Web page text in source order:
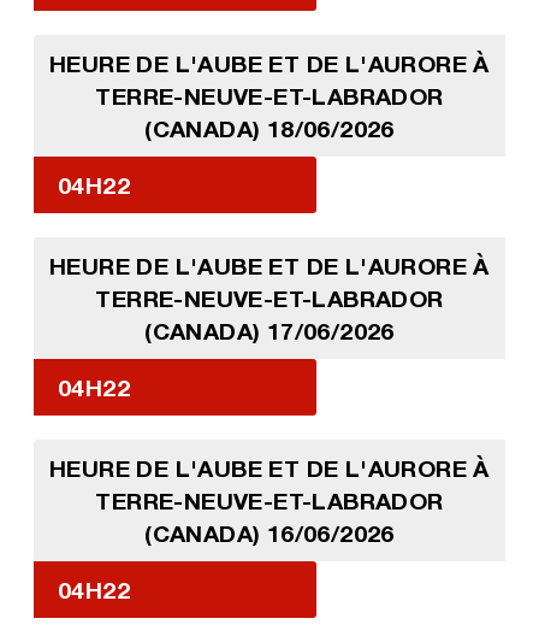
HEURE DE L'AUBE ET DE L'AURORE À
TERRE-NEUVE-ET-LABRADOR
(CANADA) 18/06/2026
04H22
HEURE DE L'AUBE ET DE L'AURORE À
TERRE-NEUVE-ET-LABRADOR
(CANADA) 17/06/2026
04H22
HEURE DE L'AUBE ET DE L'AURORE À
TERRE-NEUVE-ET-LABRADOR
(CANADA) 16/06/2026
04H22